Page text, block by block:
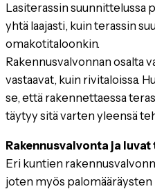
Lasiterassin suunnittelussa
yhtä laajasti, kuin terassin
omakotitaloonkin.
Rakennusvalvonnan osalta
vastaavat, kuin rivitaloissa.
se, että rakennettaessa
täytyy sitä varten yleensä
Rakennusvalvonta ja
Eri kuntien
joten myös palomääräysten